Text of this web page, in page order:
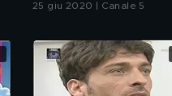
25 giu 2020 | Canale 5